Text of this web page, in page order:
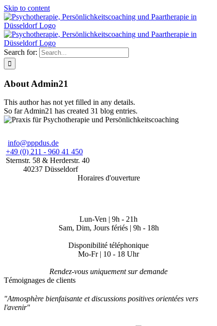
Skip to content
Search for:
About Admin21
This author has not yet filled in any details.
So far Admin21 has created 31 blog entries.
info@pppdus.de
+49 (0) 211 - 960 41 450
Sternstr. 58 & Herderstr. 40
40237 Düsseldorf
Horaires d'ouverture
Lun-Ven | 9h - 21h
Sam, Dim, Jours fériés | 9h - 18h
Disponibilité téléphonique
Mo-Fr | 10 - 18 Uhr
Rendez-vous uniquement sur demande
Témoignages de clients
"Atmosphère bienfaisante et discussions positives orientées vers
l'avenir"